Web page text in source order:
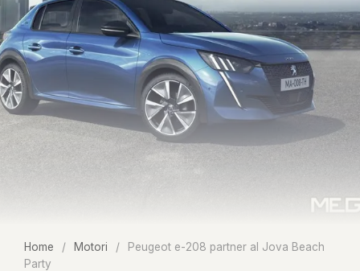
Home / Motori /
Peugeot e-208 partner al Jova Beach
Party